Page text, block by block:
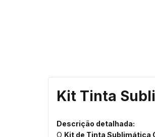
Kit Tinta
Descrição detalhada:
O Kit de Tinta Sublimática